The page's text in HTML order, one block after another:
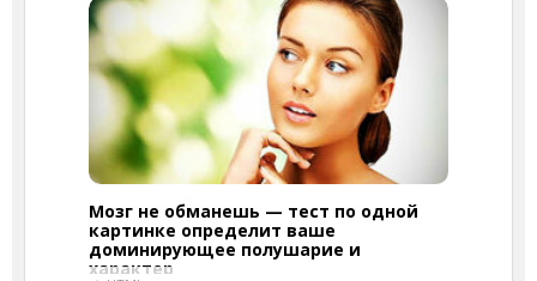
Мозг не обманешь — тест по одной
картинке определит ваше
доминирующее полушарие и
характер